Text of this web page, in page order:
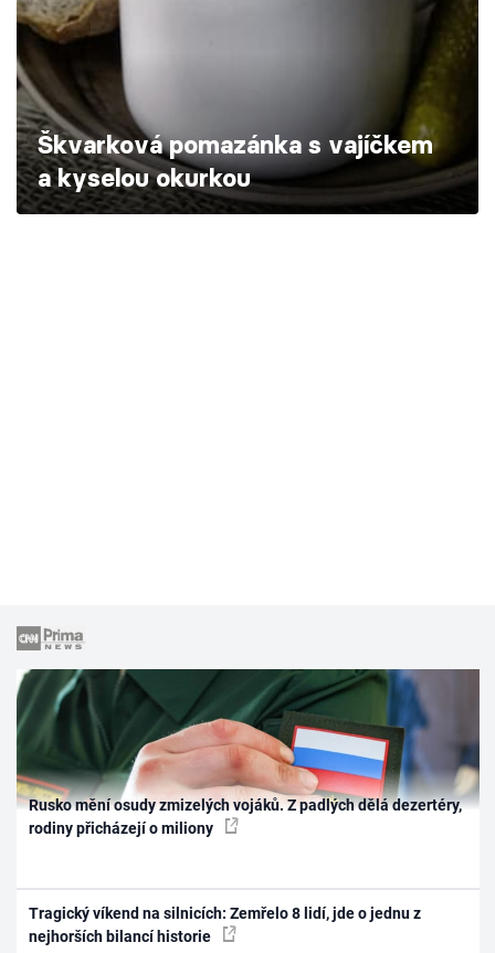
Škola vaření
Recepty z TV
Speciál: Cuketa
Těhotnej kuchař
Škvarková pomazánka s vajíčkem
a kyselou okurkou
Rusko mění osudy zmizelých vojáků. Z padlých dělá dezertéry,
rodiny přicházejí o miliony
Tragický víkend na silnicích: Zemřelo 8 lidí, jde o jednu z
nejhorších bilancí historie